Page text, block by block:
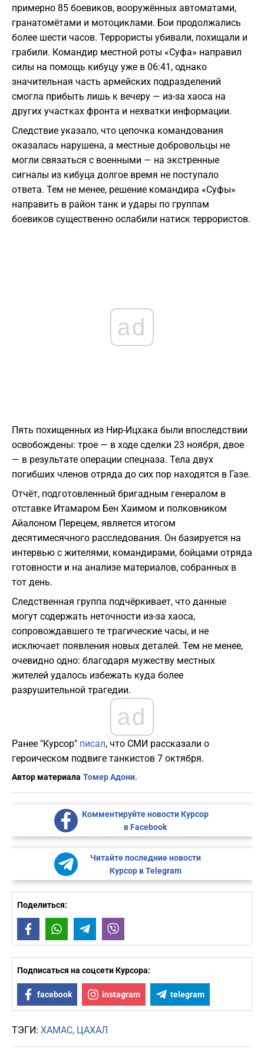
примерно 85 боевиков, вооружённых автоматами,
гранатомётами и мотоциклами. Бои продолжались
более шести часов. Террористы убивали, похищали и
грабили. Командир местной роты «Суфа» направил
силы на помощь кибуцу уже в 06:41, однако
значительная часть армейских подразделений
смогла прибыть лишь к вечеру — из-за хаоса на
других участках фронта и нехватки информации.
Следствие указало, что цепочка командования
оказалась нарушена, а местные добровольцы не
могли связаться с военными — на экстренные
сигналы из кибуца долгое время не поступало
ответа. Тем не менее, решение командира «Суфы»
направить в район танк и удары по группам
боевиков существенно ослабили натиск террористов.
ad
Пять похищенных из Нир-Ицхака были впоследствии
освобождены: трое — в ходе сделки 23 ноября, двое
— в результате операции спецназа. Тела двух
погибших членов отряда до сих пор находятся в Газе.
Отчёт, подготовленный бригадным генералом в
отставке Итамаром Бен Хаимом и полковником
Айалоном Перецем, является итогом
десятимесячного расследования. Он базируется на
интервью с жителями, командирами, бойцами отряда
готовности и на анализе материалов, собранных в
тот день.
Следственная группа подчёркивает, что данные
могут содержать неточности из-за хаоса,
сопровождавшего те трагические часы, и не
исключает появления новых деталей. Тем не менее,
очевидно одно: благодаря мужеству местных
жителей удалось избежать куда более
разрушительной трагедии.
ad
Ранее "Курсор" писал, что СМИ рассказали о
героическом подвиге танкистов 7 октября.
Автор материала Томер Адони.
Комментируйте новости Курсор
в Facebook
Читайте последние новости
Курсор в Telegram
Поделиться:
FacebookWhatsAppTelegram
Подписаться на соцсети Курсора:
facebook instagram telegram
ТЭГИ: ХАМАС ЦАХАЛ